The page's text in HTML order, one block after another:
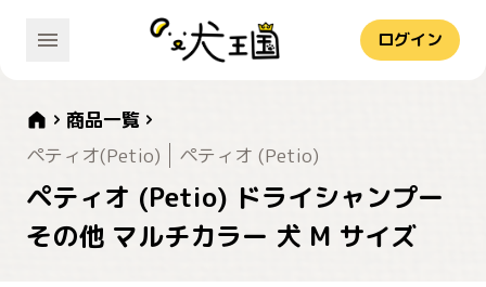
ログイン
商品一覧
ペティオ(Petio)
ペティオ (Petio)
ペティオ (Petio) ドライシャンプー
その他 マルチカラー 犬 M サイズ